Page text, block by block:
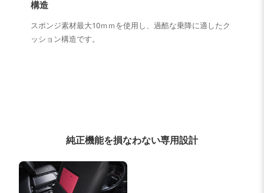
構造
スポンジ素材最大10ｍｍを使用し、過酷な乗降に適したク
ッション構造です。
純正機能を損なわない専用設計